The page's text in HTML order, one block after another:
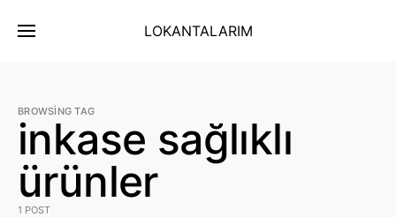
LOKANTALARIM
BROWSING TAG
inkase sağlıklı
ürünler
1 POST